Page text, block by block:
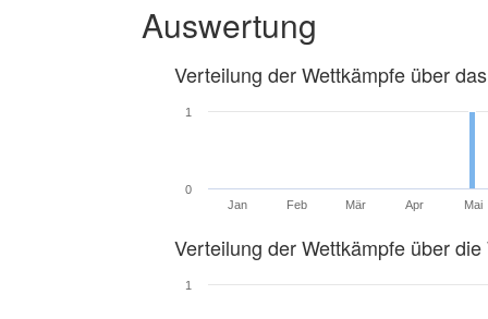
Auswertung
Verteilung der Wettkämpfe über
Jan Feb Mär Apr Mai
0
1
Verteilung der Wettkämpfe über die
1